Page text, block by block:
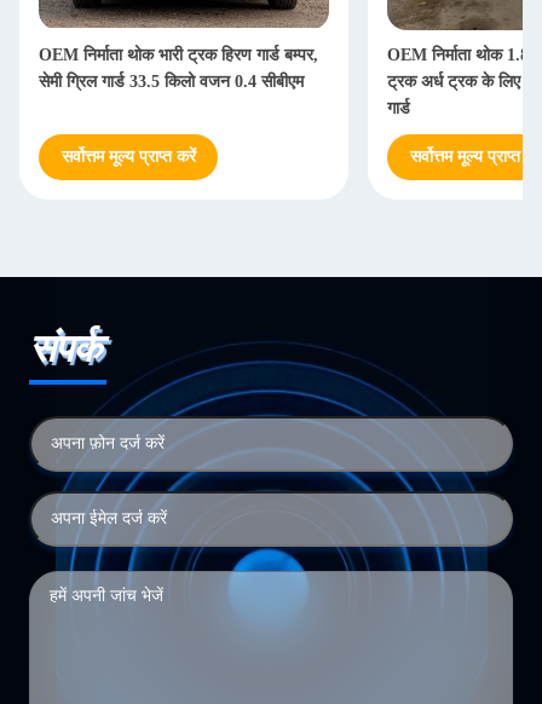
OEM निर्माता थोक भारी ट्रक हिरण गार्ड बम्पर,
सेमी ग्रिल गार्ड 33.5 किलो वजन 0.4 सीबीएम
सर्वोत्तम मूल्य प्राप्त करें
OEM निर्माता थोक 1.8
ट्रक अर्ध ट्रक के लिए
गार्ड
सर्वोत्तम मूल्य प्राप्त
संपर्क